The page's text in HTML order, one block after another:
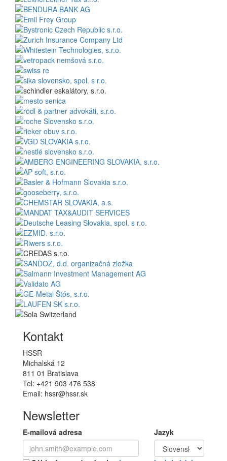
Kontakt
HSSR
Michalská 12
811 01 Bratislava
Tel: +421 903 476 538
Email: hssr@hssr.sk
Newsletter
E-mailová adresa Jazyk